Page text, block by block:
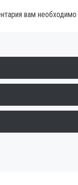
вам необходимо